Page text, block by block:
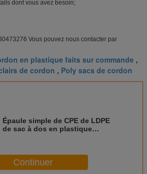
dont vous avez besoin;
Vous pouvez nous contacter par
en plastique faits sur commande ,
de cordon , Poly sacs de cordon
Épaule simple de CPE de LDPE
de sac à dos en plastique
Continuer